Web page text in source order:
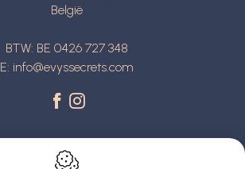
België
BTW: BE 0426 727 348
E: info@evyssecrets.com